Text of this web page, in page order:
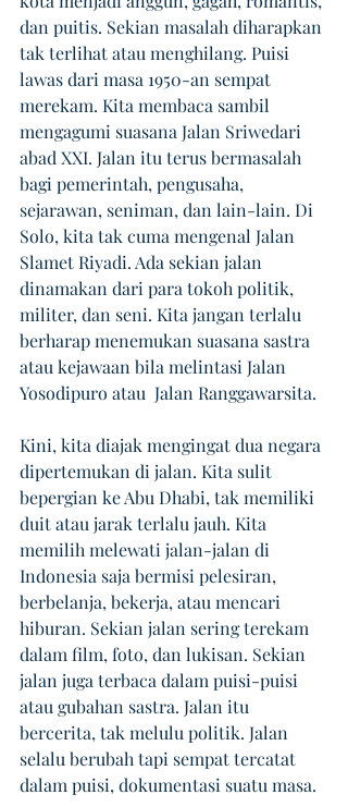
dan puitis. Sekian masalah diharapkan
tak terlihat atau menghilang. Puisi
lawas dari masa 1950-an sempat
merekam. Kita membaca sambil
mengagumi suasana Jalan Sriwedari
abad XXI. Jalan itu terus bermasalah
bagi pemerintah, pengusaha,
sejarawan, seniman, dan lain-lain. Di
Solo, kita tak cuma mengenal Jalan
Slamet Riyadi. Ada sekian jalan
dinamakan dari para tokoh politik,
militer, dan seni. Kita jangan terlalu
berharap menemukan suasana sastra
atau kejawaan bila melintasi Jalan
Yosodipuro atau  Jalan Ranggawarsita.
Kini, kita diajak mengingat dua negara
dipertemukan di jalan. Kita sulit
bepergian ke Abu Dhabi, tak memiliki
duit atau jarak terlalu jauh. Kita
memilih melewati jalan-jalan di
Indonesia saja bermisi pelesiran,
berbelanja, bekerja, atau mencari
hiburan. Sekian jalan sering terekam
dalam film, foto, dan lukisan. Sekian
jalan juga terbaca dalam puisi-puisi
atau gubahan sastra. Jalan itu
bercerita, tak melulu politik. Jalan
selalu berubah tapi sempat tercatat
dalam puisi, dokumentasi suatu masa.